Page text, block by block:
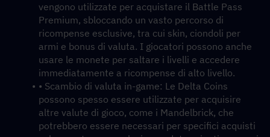
vengono utilizzate per acquistare il Battle Pass
Premium, sbloccando un vasto percorso di
ricompense esclusive, tra cui skin, ciondoli per
armi e bonus di valuta. I giocatori possono anche
usare le monete per saltare i livelli e accedere
immediatamente a ricompense di alto livello.
• Scambio di valuta in-game: Le Delta Coins
possono spesso essere utilizzate per acquisire
altre valute di gioco, come i Mandelbrick, che
potrebbero essere necessari per specifici acquisti